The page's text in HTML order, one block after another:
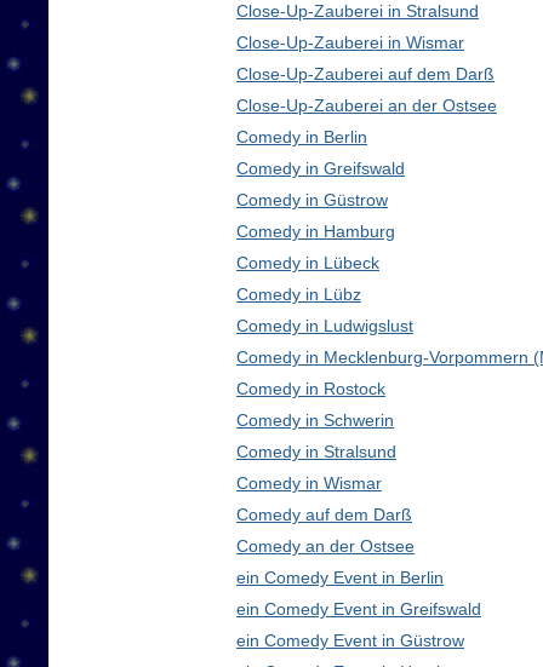
Close-Up-Zauberei in Stralsund
Close-Up-Zauberei in Wismar
Close-Up-Zauberei auf dem Darß
Close-Up-Zauberei an der Ostsee
Comedy in Berlin
Comedy in Greifswald
Comedy in Güstrow
Comedy in Hamburg
Comedy in Lübeck
Comedy in Lübz
Comedy in Ludwigslust
Comedy in Mecklenburg-Vorpommern
Comedy in Rostock
Comedy in Schwerin
Comedy in Stralsund
Comedy in Wismar
Comedy auf dem Darß
Comedy an der Ostsee
ein Comedy Event in Berlin
ein Comedy Event in Greifswald
ein Comedy Event in Güstrow